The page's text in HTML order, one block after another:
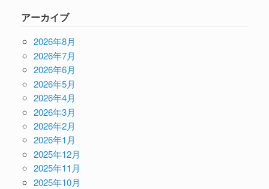
アーカイブ
2026年8月
2026年7月
2026年6月
2026年5月
2026年4月
2026年3月
2026年2月
2026年1月
2025年12月
2025年11月
2025年10月